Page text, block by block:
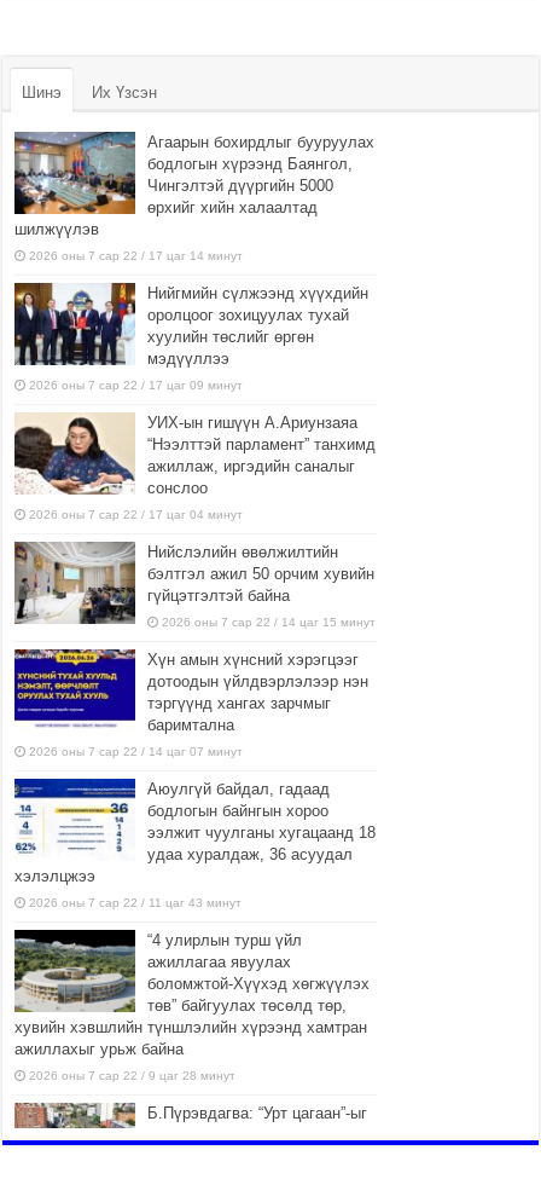
Шинэ Их Үзсэн
Агаарын бохирдлыг бууруулах
бодлогын хүрээнд Баянгол,
Чингэлтэй дүүргийн 5000
өрхийг хийн халаалтад
шилжүүлэв
2026 оны 7 сар 22 / 17 цаг 14 минут
Нийгмийн сүлжээнд хүүхдийн
оролцоог зохицуулах тухай
хуулийн төслийг өргөн
мэдүүллээ
2026 оны 7 сар 22 / 17 цаг 09 минут
УИХ-ын гишүүн А.Ариунзаяа
“Нээлттэй парламент” танхимд
ажиллаж, иргэдийн саналыг
сонслоо
2026 оны 7 сар 22 / 17 цаг 04 минут
Нийслэлийн өвөлжилтийн
бэлтгэл ажил 50 орчим хувийн
гүйцэтгэлтэй байна
2026 оны 7 сар 22 / 14 цаг 15 минут
Хүн амын хүнсний хэрэгцээг
дотоодын үйлдвэрлэлээр нэн
тэргүүнд хангах зарчмыг
баримтална
2026 оны 7 сар 22 / 14 цаг 07 минут
Аюулгүй байдал, гадаад
бодлогын байнгын хороо
ээлжит чуулганы хугацаанд 18
удаа хуралдаж, 36 асуудал
хэлэлцжээ
2026 оны 7 сар 22 / 11 цаг 43 минут
“4 улирлын турш үйл
ажиллагаа явуулах
боломжтой-Хүүхэд хөгжүүлэх
төв” байгуулах төсөлд төр,
хувийн хэвшлийн түншлэлийн хүрээнд хамтран
ажиллахыг урьж байна
2026 оны 7 сар 22 / 9 цаг 28 минут
Б.Пүрэвдагва: “Урт цагаан”-ыг